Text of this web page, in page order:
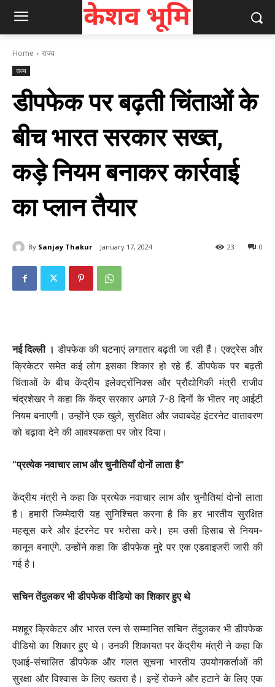
Home राज्य
राज्य
डीपफेक पर बढ़ती चिंताओं के
बीच भारत सरकार सख्‍त,
कड़े नियम बनाकर कार्रवाई
का प्‍लान तैयार
By Sanjay Thakur January 17, 2024 0
23
नई दिल्‍ली । डीपफेक की घटनाएं लगातार बढ़ती जा रही हैं। एक्ट्रेस और
क्रिकेटर समेत कई लोग इसका शिकार हो रहे हैं. डीपफेक पर बढ़ती
चिंताओं के बीच केंद्रीय इलेक्ट्रॉनिक्स और प्रौद्योगिकी मंत्री राजीव
चंद्रशेखर ने कहा कि केंद्र सरकार अगले 7-8 दिनों के भीतर नए आईटी
नियम बनाएगी। उन्होंने एक खुले, सुरक्षित और जवाबदेह इंटरनेट वातावरण
को बढ़ावा देने की आवश्यकता पर जोर दिया।
“प्रत्येक नवाचार लाभ और चुनौतियाँ दोनों लाता है”
केंद्रीय मंत्री ने कहा कि प्रत्येक नवाचार लाभ और चुनौतियां दोनों लाता
है। हमारी जिम्मेदारी यह सुनिश्चित करना है कि हर भारतीय सुरक्षित
महसूस करे और इंटरनेट पर भरोसा करे। हम उसी हिसाब से नियम-
कानून बनाएंगे. उन्होंने कहा कि डीपफेक मुद्दे पर एक एडवाइजरी जारी की
गई है।
सचिन तेंदुलकर भी डीपफेक वीडियो का शिकार हुए थे
मशहूर क्रिकेटर और भारत रत्न से सम्मानित सचिन तेंदुलकर भी डीपफेक
वीडियो का शिकार हुए थे। उनकी शिकायत पर केंद्रीय मंत्री ने कहा कि
एआई-संचालित डीपफेक और गलत सूचना भारतीय उपयोगकर्ताओं की
सुरक्षा और विश्वास के लिए खतरा है। इन्हें रोकने और हटाने के लिए एक